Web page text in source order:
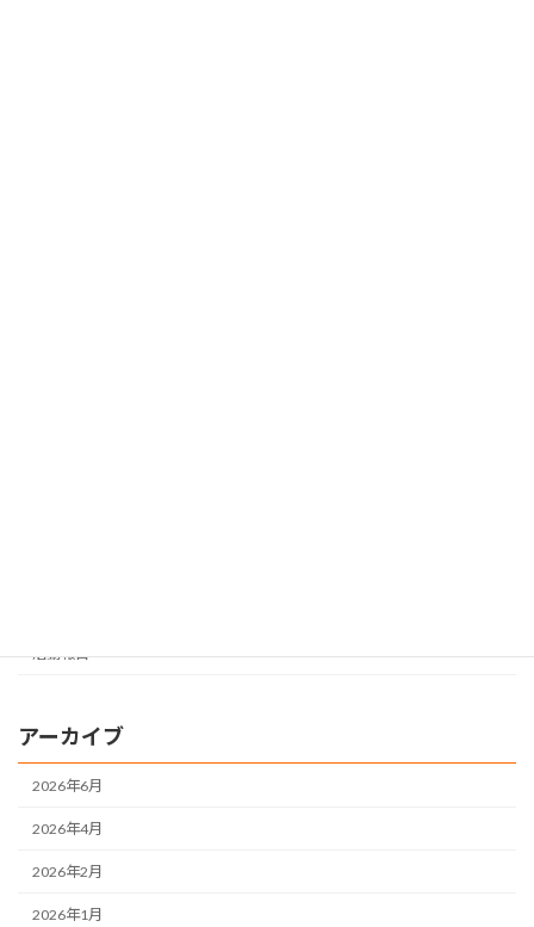
活動報告
アーカイブ
2026年6月
2026年4月
2026年2月
2026年1月